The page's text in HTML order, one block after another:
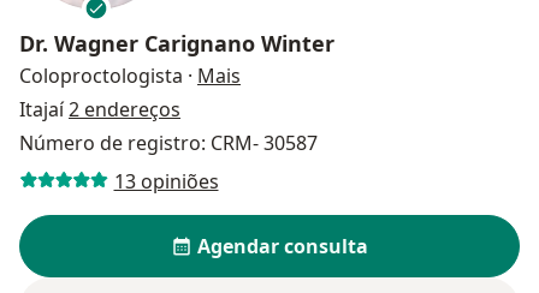
Dr. Wagner Carignano Winter
Coloproctologista · Mais
Itajaí2 endereços
Número de registro: CRM- 30587
13 opiniões
Agendar consulta